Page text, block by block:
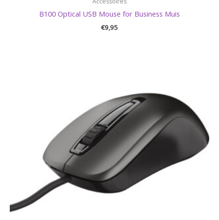
B100 Optical USB Mouse for Business Muis
€9,95